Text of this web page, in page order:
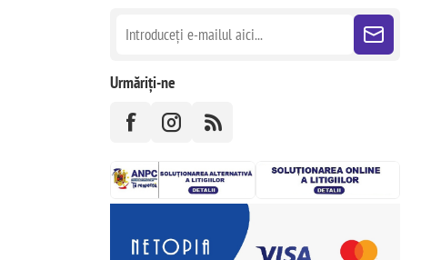
Urmăriți-ne